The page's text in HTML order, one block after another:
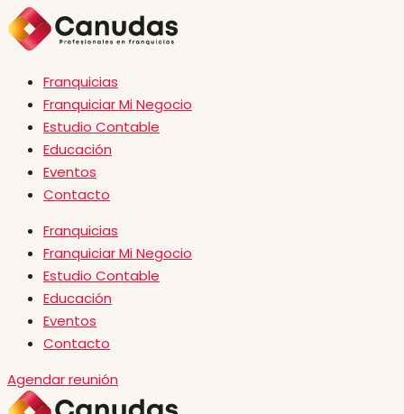
Franquicias
Franquiciar Mi Negocio
Estudio Contable
Educación
Eventos
Contacto
Franquicias
Franquiciar Mi Negocio
Estudio Contable
Educación
Eventos
Contacto
Agendar reunión